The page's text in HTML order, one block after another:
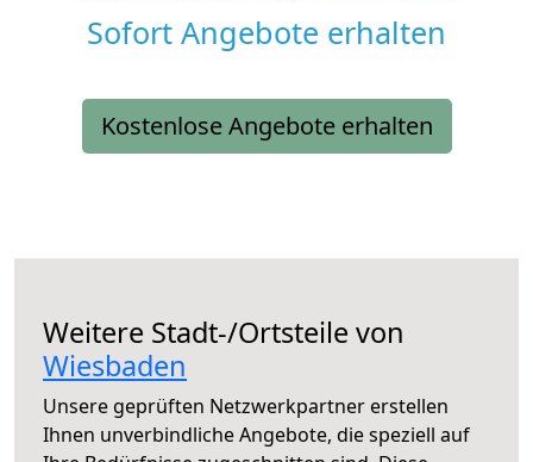
Sofort Angebote erhalten
Kostenlose Angebote erhalten
Weitere Stadt-/Ortsteile von
Wiesbaden
Unsere geprüften Netzwerkpartner erstellen
Ihnen unverbindliche Angebote, die speziell auf